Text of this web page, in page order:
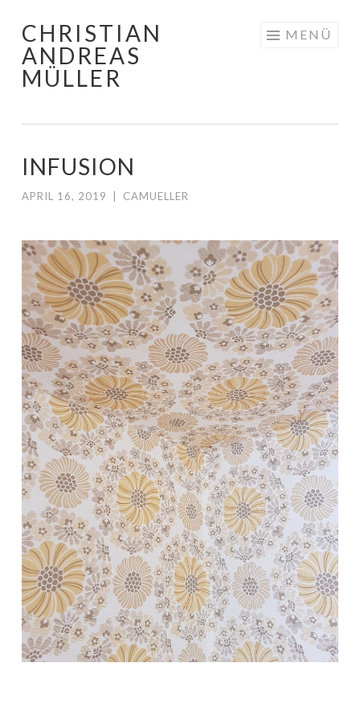
Zum
Inhalt
springen
CHRISTIAN
ANDREAS
MÜLLER
MENÜ
INFUSION
APRIL 16, 2019 CAMUELLER